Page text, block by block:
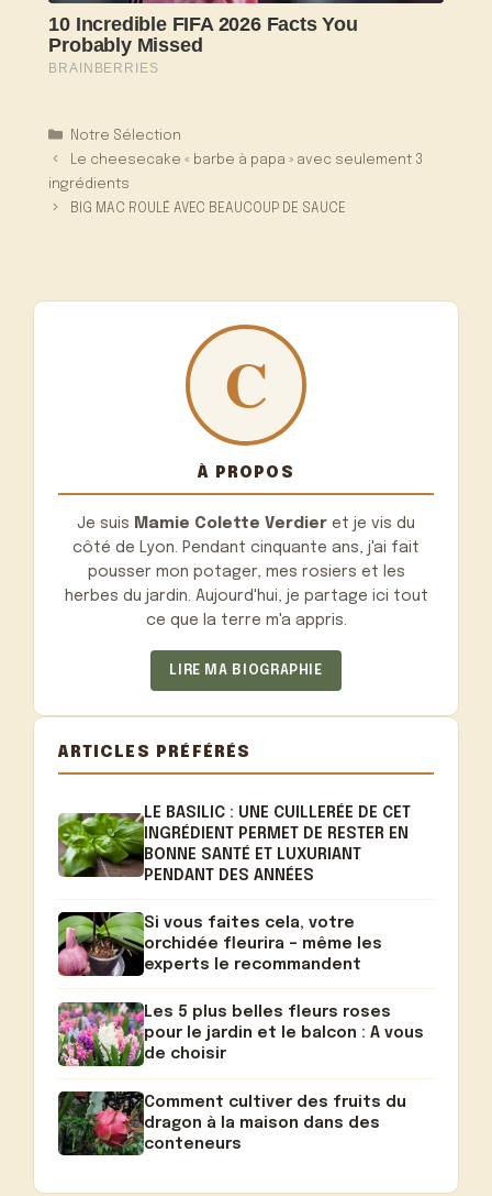
Catégories
Notre Sélection
Le cheesecake « barbe à papa » avec seulement 3
ingrédients
BIG MAC ROULÉ AVEC BEAUCOUP DE SAUCE
À PROPOS
Je suis Mamie Colette Verdier et je vis du
côté de Lyon. Pendant cinquante ans, j'ai fait
pousser mon potager, mes rosiers et les
herbes du jardin. Aujourd'hui, je partage ici tout
ce que la terre m'a appris.
LIRE MA BIOGRAPHIE
ARTICLES PRÉFÉRÉS
LE BASILIC : UNE CUILLERÉE DE CET
INGRÉDIENT PERMET DE RESTER EN
BONNE SANTÉ ET LUXURIANT
PENDANT DES ANNÉES
Si vous faites cela, votre
orchidée fleurira – même les
experts le recommandent
Les 5 plus belles fleurs roses
pour le jardin et le balcon : A vous
de choisir
Comment cultiver des fruits du
dragon à la maison dans des
conteneurs